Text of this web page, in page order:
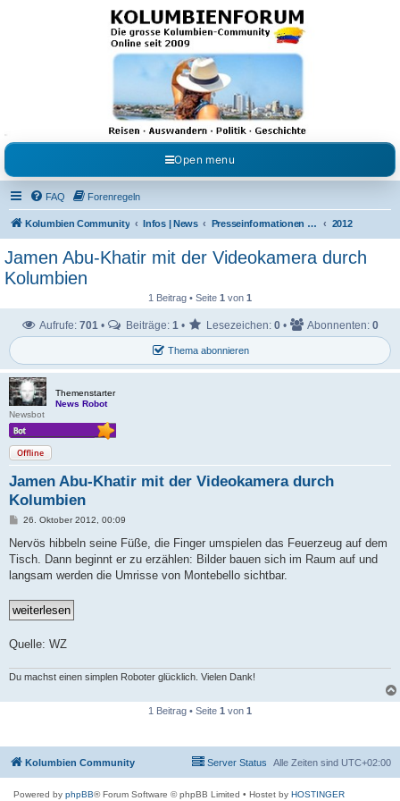
Kolumbienforum - Das
grosse Forum der
Freunde Kolumbiens
Reisen, Auswandern, Kultur, Politik, Geschichte und Visum in Kolumbien und Venezuela.
Austausch, Erfahrungen und Gemeinschaft im Kolumbienforum
Open menu
FAQ Forenregeln
Kolumbien Community Infos | News Presseinformationen & Neuigkeiten 2012
Jamen Abu-Khatir mit der Videokamera durch
Kolumbien
1 Beitrag • Seite 1 von 1
Thema abonnieren
Aufrufe: 701 • Beiträge: 1 • Lesezeichen: 0 • Abonnenten: 0
Themenstarter
News Robot
Newsbot
Offline
Jamen Abu-Khatir mit der Videokamera durch
Kolumbien
B
i
r
a
26. Oktober 2012, 00:09
Nervös hibbeln seine Füße, die Finger umspielen das Feuerzeug auf dem
Tisch. Dann beginnt er zu erzählen: Bilder bauen sich im Raum auf und
langsam werden die Umrisse von Montebello sichtbar.
Quelle: WZ
Du machst einen simplen Roboter glücklich. Vielen Dank!
1 Beitrag • Seite 1 von 1
Kolumbien Community Alle Zeiten sind UTC+02:00
Server Status
Powered by phpBB® Forum Software © phpBB Limited • Hostet by HOSTINGER